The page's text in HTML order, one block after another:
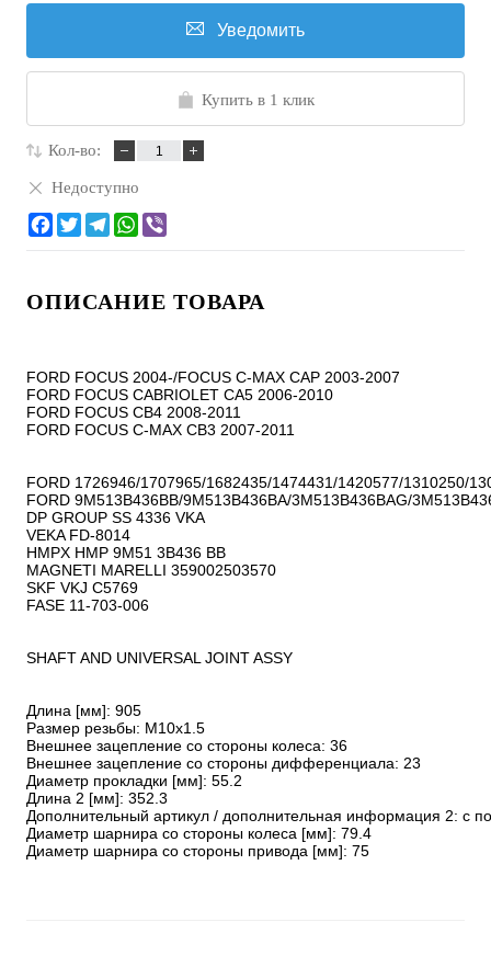
Уведомить
Купить в 1 клик
Кол-во:
Недоступно
ОПИСАНИЕ ТОВАРА
FORD FOCUS 2004-/FOCUS C-MAX CAP 2003-2007
FORD FOCUS CABRIOLET CA5 2006-2010
FORD FOCUS CB4 2008-2011
FORD FOCUS C-MAX CB3 2007-2011
FORD 1726946/1707965/1682435/1474431/1420577/1310250/
FORD 9M513B436BB/9M513B436BA/3M513B436BAG/
DP GROUP SS 4336 VKA
VEKA FD-8014
HMPX HMP 9M51 3B436 BB
MAGNETI MARELLI 359002503570
SKF VKJ C5769
FASE 11-703-006
SHAFT AND UNIVERSAL JOINT ASSY
Длина [мм]: 905
Размер резьбы: M10x1.5
Внешнее зацепление со стороны колеса: 36
Внешнее зацепление со стороны дифференциала: 23
Диаметр прокладки [мм]: 55.2
Длина 2 [мм]: 352.3
Дополнительный артикул / дополнительная информация 2: с
Диаметр шарнира со стороны колеса [мм]: 79.4
Диаметр шарнира со стороны привода [мм]: 75